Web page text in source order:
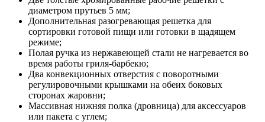
диаметром прутьев 5 мм;
Дополнительная разогревающая решетка для
сортировки готовой пищи или готовки в щадящем
режиме;
Полая ручка из нержавеющей стали не нагревается во
время работы гриля-барбекю;
Два конвекционных отверстия с поворотными
регулировочными крышками на обеих боковых
сторонах жаровни;
Массивная нижняя полка (дровница) для аксессуаров
или пакета с углем;